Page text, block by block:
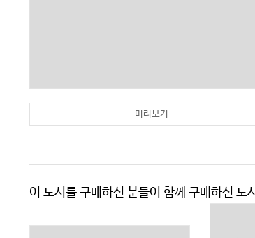
미리보기
이 도서를 구매하신 분들이 함께 구매하신 도